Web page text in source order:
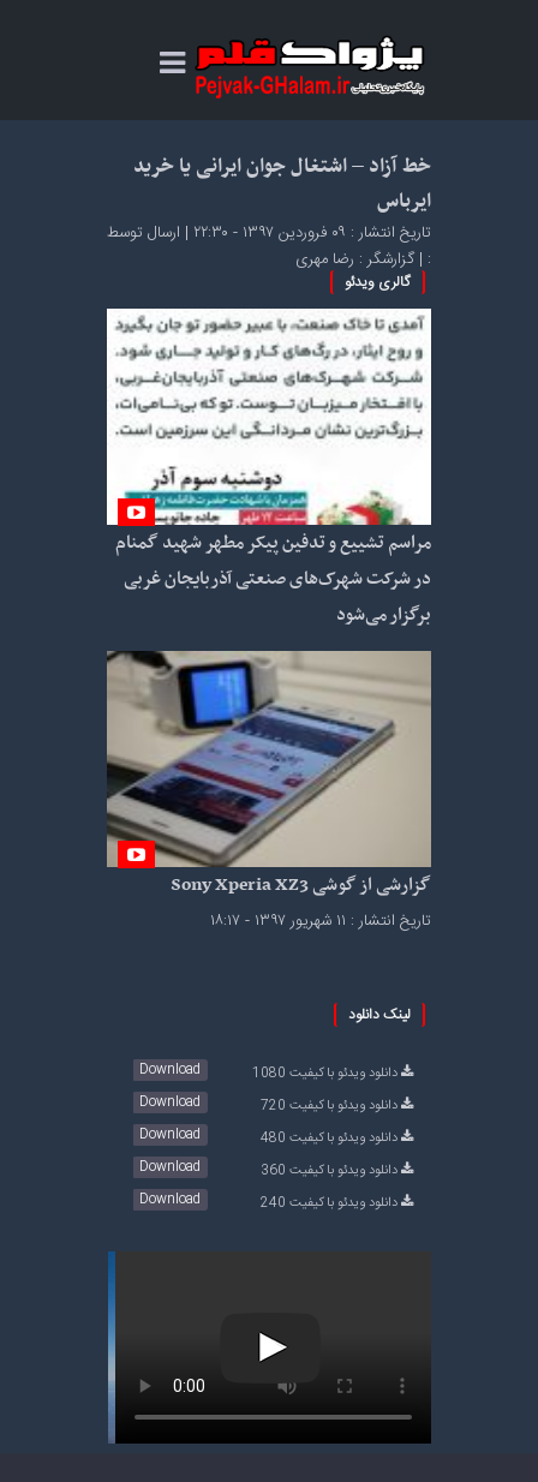
خط آزاد – اشتغال جوان ایرانی یا خرید
ایرباس
تاریخ انتشار : ۰۹ فروردین ۱۳۹۷ - ۲۲:۳۰ | ارسال توسط
: | گزارشگر : رضا مهری
گالری ویدئو
مراسم تشییع و تدفین پیکر مطهر شهید گمنام
در شرکت شهرک‌های صنعتی آذربایجان غربی
برگزار می‌شود
گزارشی از گوشی Sony Xperia XZ3
تاریخ انتشار : ۱۱ شهریور ۱۳۹۷ - ۱۸:۱۷
لینک دانلود
دانلود ویدئو با کیفیت 1080
Download
دانلود ویدئو با کیفیت 720
Download
دانلود ویدئو با کیفیت 480
Download
دانلود ویدئو با کیفیت 360
Download
دانلود ویدئو با کیفیت 240
Download